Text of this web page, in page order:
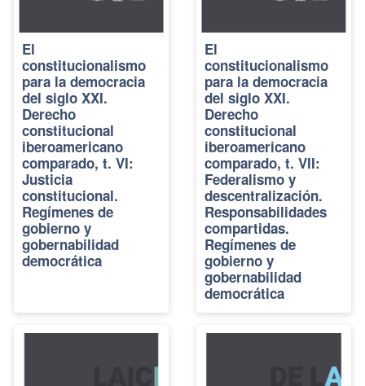
El
constitucionalismo
para la democracia
del siglo XXI.
Derecho
constitucional
iberoamericano
comparado, t. VI:
Justicia
constitucional.
Regímenes de
gobierno y
gobernabilidad
democrática
El
constitucionalismo
para la democracia
del siglo XXI.
Derecho
constitucional
iberoamericano
comparado, t. VII:
Federalismo y
descentralización.
Responsabilidades
compartidas.
Regímenes de
gobierno y
gobernabilidad
democrática